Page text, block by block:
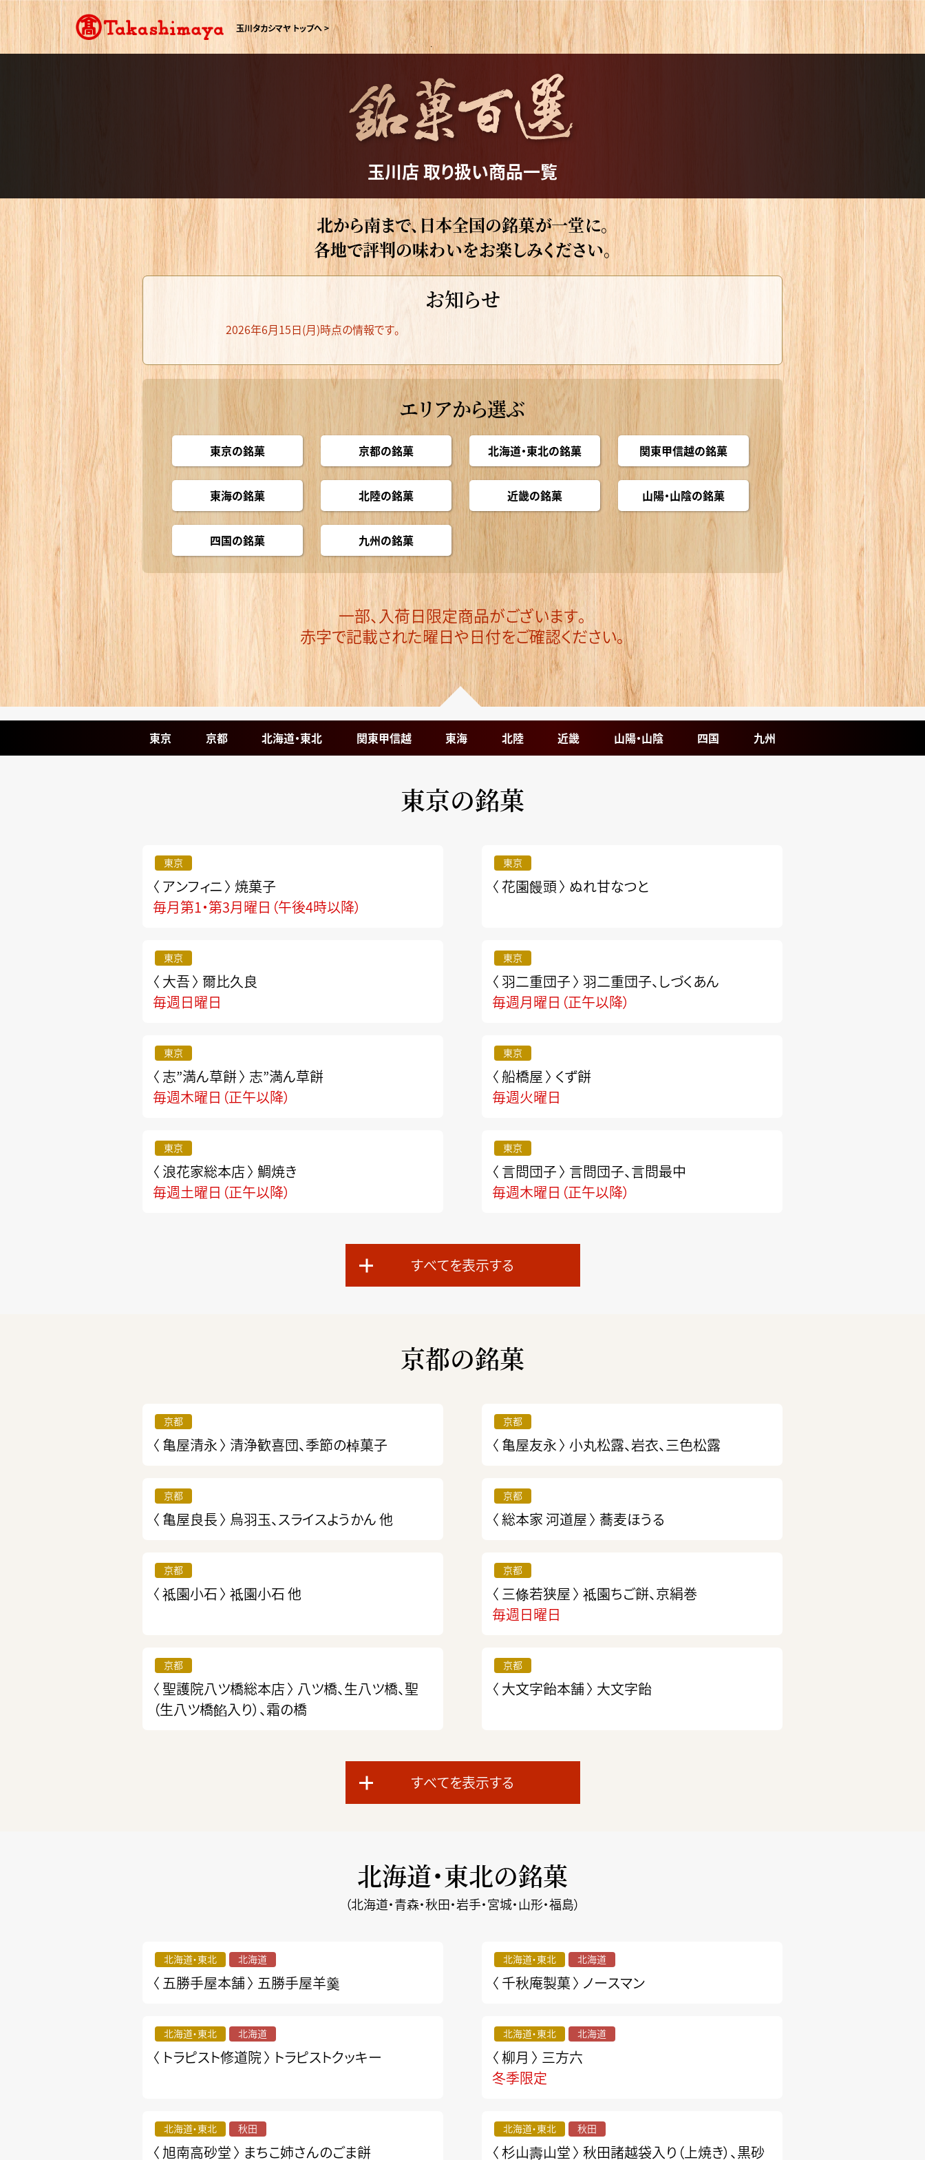
玉川タカシマヤ トップへ >
玉川店 取り扱い商品一覧
北から南まで、日本全国の銘菓が一堂に。
各地で評判の味わいをお楽しみください。
お知らせ
2026年6月15日(月)時点の情報です。
エリアから選ぶ
東京の銘菓 京都の銘菓 北海道・東北の銘菓 関東甲信越の銘菓
東海の銘菓 北陸の銘菓 近畿の銘菓 山陽・山陰の銘菓
四国の銘菓 九州の銘菓
一部、入荷日限定商品がございます。
赤字で記載された曜日や日付をご確認ください。
東京 京都 北海道・東北 関東甲信越 東海 北陸 近畿 山陽・山陰 四国 九州
東京の銘菓
東京
〈 アンフィニ 〉 焼菓子
毎月第1・第3月曜日（午後4時以降）
東京
〈 花園饅頭 〉 ぬれ甘なつと
東京
〈 大吾 〉 爾比久良
毎週日曜日
東京
〈 羽二重団子 〉 羽二重団子、しづくあん
毎週月曜日（正午以降）
東京
〈 志”満ん草餅 〉 志”満ん草餅
毎週木曜日（正午以降）
東京
〈 船橋屋 〉 くず餅
毎週火曜日
東京
〈 浪花家総本店 〉 鯛焼き
毎週土曜日（正午以降）
東京
〈 言問団子 〉 言問団子、言問最中
毎週木曜日（正午以降）
すべてを表示する
京都の銘菓
京都
〈 亀屋清永 〉 清浄歓喜団、季節の棹菓子
京都
〈 亀屋友永 〉 小丸松露、岩衣、三色松露
京都
〈 亀屋良長 〉 烏羽玉、スライスようかん 他
京都
〈 総本家 河道屋 〉 蕎麦ほうる
京都
〈 祗園小石 〉 祗園小石 他
京都
〈 三條若狭屋 〉 祗園ちご餅、京絹巻
毎週日曜日
京都
〈 聖護院八ツ橋総本店 〉 八ツ橋、生八ツ橋、聖
（生八ツ橋餡入り）、霜の橋
京都
〈 大文字飴本舗 〉 大文字飴
すべてを表示する
北海道・東北の銘菓
（北海道・青森・秋田・岩手・宮城・山形・福島）
北海道・東北 北海道
〈 五勝手屋本舗 〉 五勝手屋羊羹
北海道・東北 北海道
〈 千秋庵製菓 〉 ノースマン
北海道・東北 北海道
〈 トラピスト修道院 〉 トラピストクッキー
北海道・東北 北海道
〈 柳月 〉 三方六
冬季限定
北海道・東北 秋田
〈 旭南高砂堂 〉 まちこ姉さんのごま餅
北海道・東北 秋田
〈 杉山壽山堂 〉 秋田諸越袋入り（上焼き）、黒砂